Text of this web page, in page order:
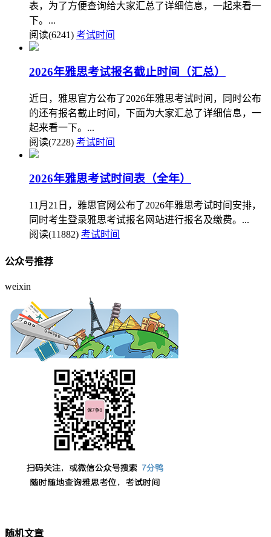
表，为了方便查询给大家汇总了详细信息，一起来看一
下。...
阅读(6241) 考试时间
2026年雅思考试报名截止时间（汇总）
近日，雅思官方公布了2026年雅思考试时间，同时公布
的还有报名截止时间，下面为大家汇总了详细信息，一
起来看一下。...
阅读(7228) 考试时间
2026年雅思考试时间表（全年）
11月21日，雅思官网公布了2026年雅思考试时间安排，
同时考生登录雅思考试报名网站进行报名及缴费。...
阅读(11882) 考试时间
公众号推荐
weixin
随机文章